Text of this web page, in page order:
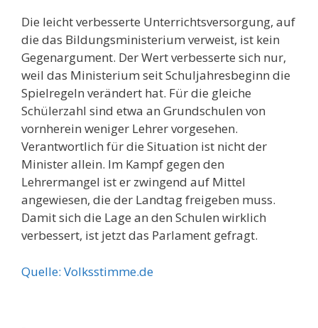
Die leicht verbesserte Unterrichtsversorgung, auf
die das Bildungsministerium verweist, ist kein
Gegenargument. Der Wert verbesserte sich nur,
weil das Ministerium seit Schuljahresbeginn die
Spielregeln verändert hat. Für die gleiche
Schülerzahl sind etwa an Grundschulen von
vornherein weniger Lehrer vorgesehen.
Verantwortlich für die Situation ist nicht der
Minister allein. Im Kampf gegen den
Lehrermangel ist er zwingend auf Mittel
angewiesen, die der Landtag freigeben muss.
Damit sich die Lage an den Schulen wirklich
verbessert, ist jetzt das Parlament gefragt.
Quelle: Volksstimme.de